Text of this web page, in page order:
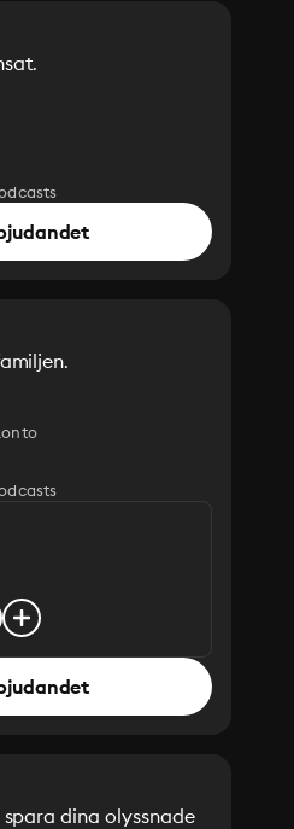
dina olyssnade